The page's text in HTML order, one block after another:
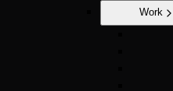
Work